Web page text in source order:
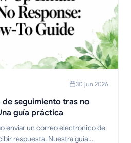
30 jun 2026
seguimiento tras no
guía práctica
enviar un correo electrónico de
respuesta. Nuestra guía